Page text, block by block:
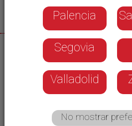
06/08/2026
Largas colas y retrasos, en
hasta una hora y media, han
viajeros del transporte
Madrid-Segovia, en la
de los conductores de
Palencia
Segovia
Valladolid
No mostrar